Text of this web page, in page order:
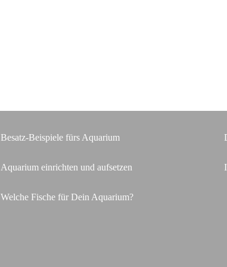
Besatz-Beispiele fürs Aquarium
Aquarium einrichten und aufsetzen
Welche Fische für Dein Aquarium?